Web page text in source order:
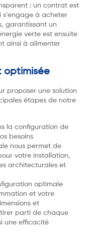
: un contrat est
s’engage à acheter
garantissant un
verte est ensuite
ainsi à alimenter
optimisée
proposer une solution
étapes de notre
la configuration de
besoins
nous permet de
votre installation,
architecturales et
optimale
et votre
et
tirer parti de chaque
une efficacité